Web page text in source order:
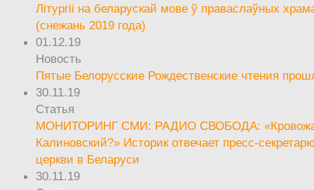
Літургіі на беларускай мове ў праваслаўных
(снежань 2019 года)
01.12.19
Новость
Пятые Белорусские Рождественские чтения
30.11.19
Статья
МОНИТОРИНГ СМИ: РАДИО СВОБОДА:
Калиновский?» Историк отвечает пресс-
церкви в Беларуси
30.11.19